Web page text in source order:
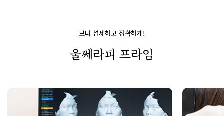
보다 섬세하고 정확하게!
울쎄라피 프라임